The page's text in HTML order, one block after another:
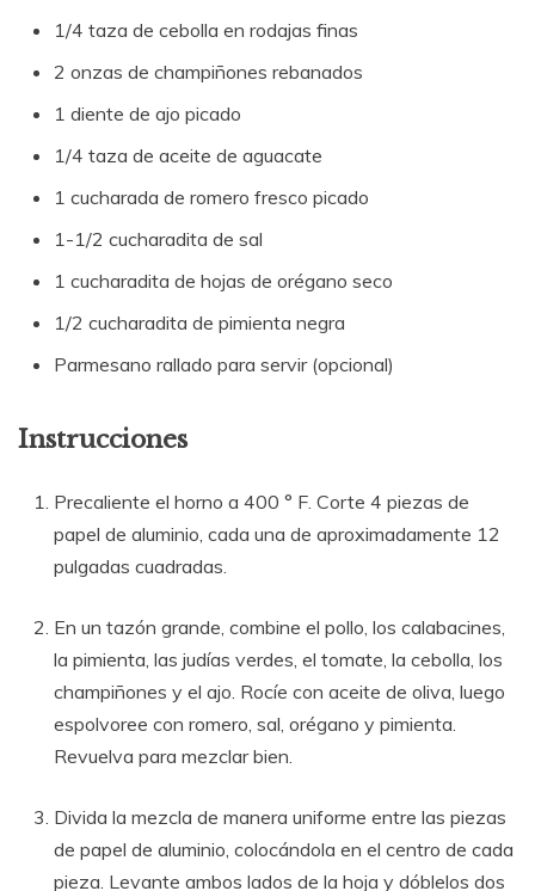
1/4 taza de cebolla en rodajas finas
2 onzas de champiñones rebanados
1 diente de ajo picado
1/4 taza de aceite de aguacate
1 cucharada de romero fresco picado
1-1/2 cucharadita de sal
1 cucharadita de hojas de orégano seco
1/2 cucharadita de pimienta negra
Parmesano rallado para servir (opcional)
Instrucciones
Precaliente el horno a 400 ° F. Corte 4 piezas de
papel de aluminio, cada una de aproximadamente 12
pulgadas cuadradas.
En un tazón grande, combine el pollo, los calabacines,
la pimienta, las judías verdes, el tomate, la cebolla, los
champiñones y el ajo. Rocíe con aceite de oliva, luego
espolvoree con romero, sal, orégano y pimienta.
Revuelva para mezclar bien.
Divida la mezcla de manera uniforme entre las piezas
de papel de aluminio, colocándola en el centro de cada
pieza. Levante ambos lados de la hoja y dóblelos dos